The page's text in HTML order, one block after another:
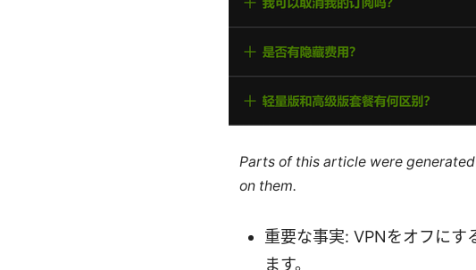
Parts of this article were
on them.
重要な事実: VPNをオフにす
ます。